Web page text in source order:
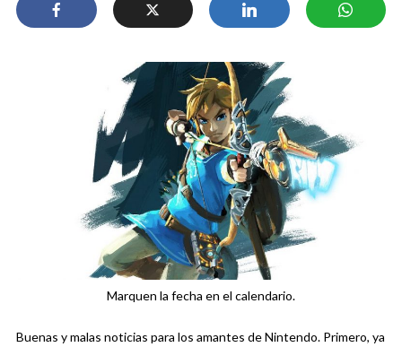
Marquen la fecha en el calendario.
Buenas y malas noticias para los amantes de Nintendo. Primero, ya